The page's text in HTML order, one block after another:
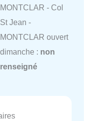
MONTCLAR - Col
St Jean -
MONTCLAR ouvert
dimanche : non
renseigné